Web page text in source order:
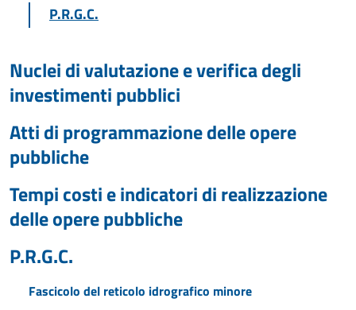
P.R.G.C.
Nuclei di valutazione e verifica degli
investimenti pubblici
Atti di programmazione delle opere
pubbliche
Tempi costi e indicatori di realizzazione
delle opere pubbliche
P.R.G.C.
Fascicolo del reticolo idrografico minore